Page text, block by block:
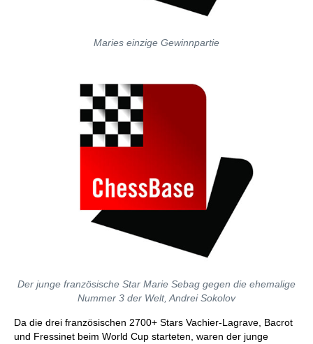
Maries einzige Gewinnpartie
Der junge französische Star Marie Sebag gegen die ehemalige
Nummer 3 der Welt, Andrei Sokolov
Da die drei französischen 2700+ Stars Vachier-Lagrave, Bacrot
und Fressinet beim World Cup starteten, waren der junge